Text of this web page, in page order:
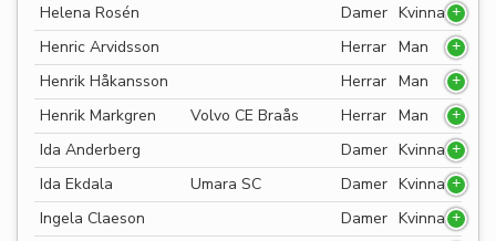
Helena Rosén Damer Kvinna
Henric Arvidsson
Herrar Man
Henrik Håkansson
Herrar Man
Henrik Markgren
Volvo CE Braås Herrar Man
Ida Anderberg
Damer Kvinna
Ida Ekdala
Umara SC Damer Kvinna
Ingela Claeson
Damer Kvinna